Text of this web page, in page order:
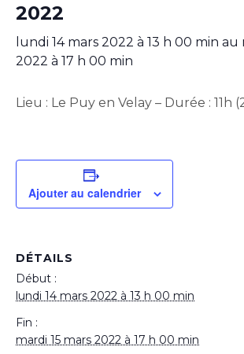
2022
lundi 14 mars 2022 à 13 h 00 min au
2022 à 17 h 00 min
Lieu : Le Puy en Velay – Durée : 11h
Ajouter au calendrier
DÉTAILS
Début :
lundi 14 mars 2022 à 13 h 00 min
Fin :
mardi 15 mars 2022 à 17 h 00 min